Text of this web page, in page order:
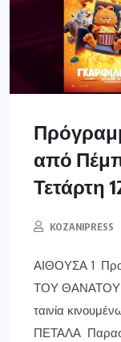
από
Τετάρτη
KOZANIPRESS
ΑΙΘΟΥΣΑ 1
ΤΟΥ ΘΑΝΑΤΟΥ
ταινία
ΠΕΤΑΛΑ